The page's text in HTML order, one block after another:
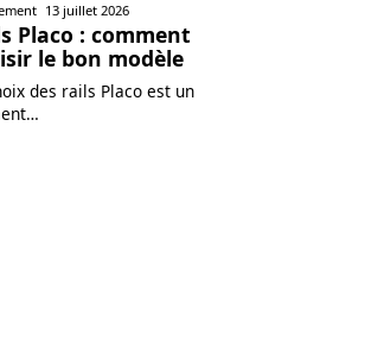
13 juillet 2026
Placo : comment
le bon modèle
des rails Placo est un
…